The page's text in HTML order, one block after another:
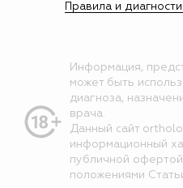
Правила и
Информация,
может быть
диагноза,
врача.
Данный сайт
информационный
публичной
положениями